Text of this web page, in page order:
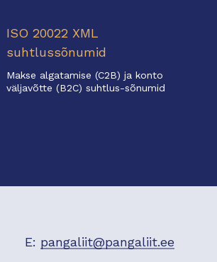
ISO 20022 XML
suhtlussõnumid
Makse algatamise (C2B) ja konto
väljavõtte (B2C) suhtlus-sõnumid
E: pangaliit@pangaliit.ee